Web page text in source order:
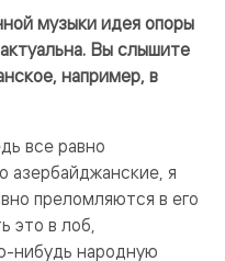
музыки идея опоры
Вы слышите
например, в
все равно
азербайджанские, я
преломляются в его
это в лоб,
нибудь народную